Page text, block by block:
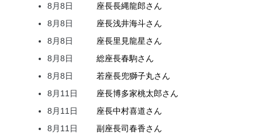
8月8日
座長長縄龍郎さん
8月8日
座長浅井海斗さん
8月8日
座長里見龍星さん
8月8日
総座長春駒さん
8月8日
若座長兜獅子丸さん
8月11日
座長博多家桃太郎さん
8月11日
座長中村喜道さん
8月11日
副座長司春香さん